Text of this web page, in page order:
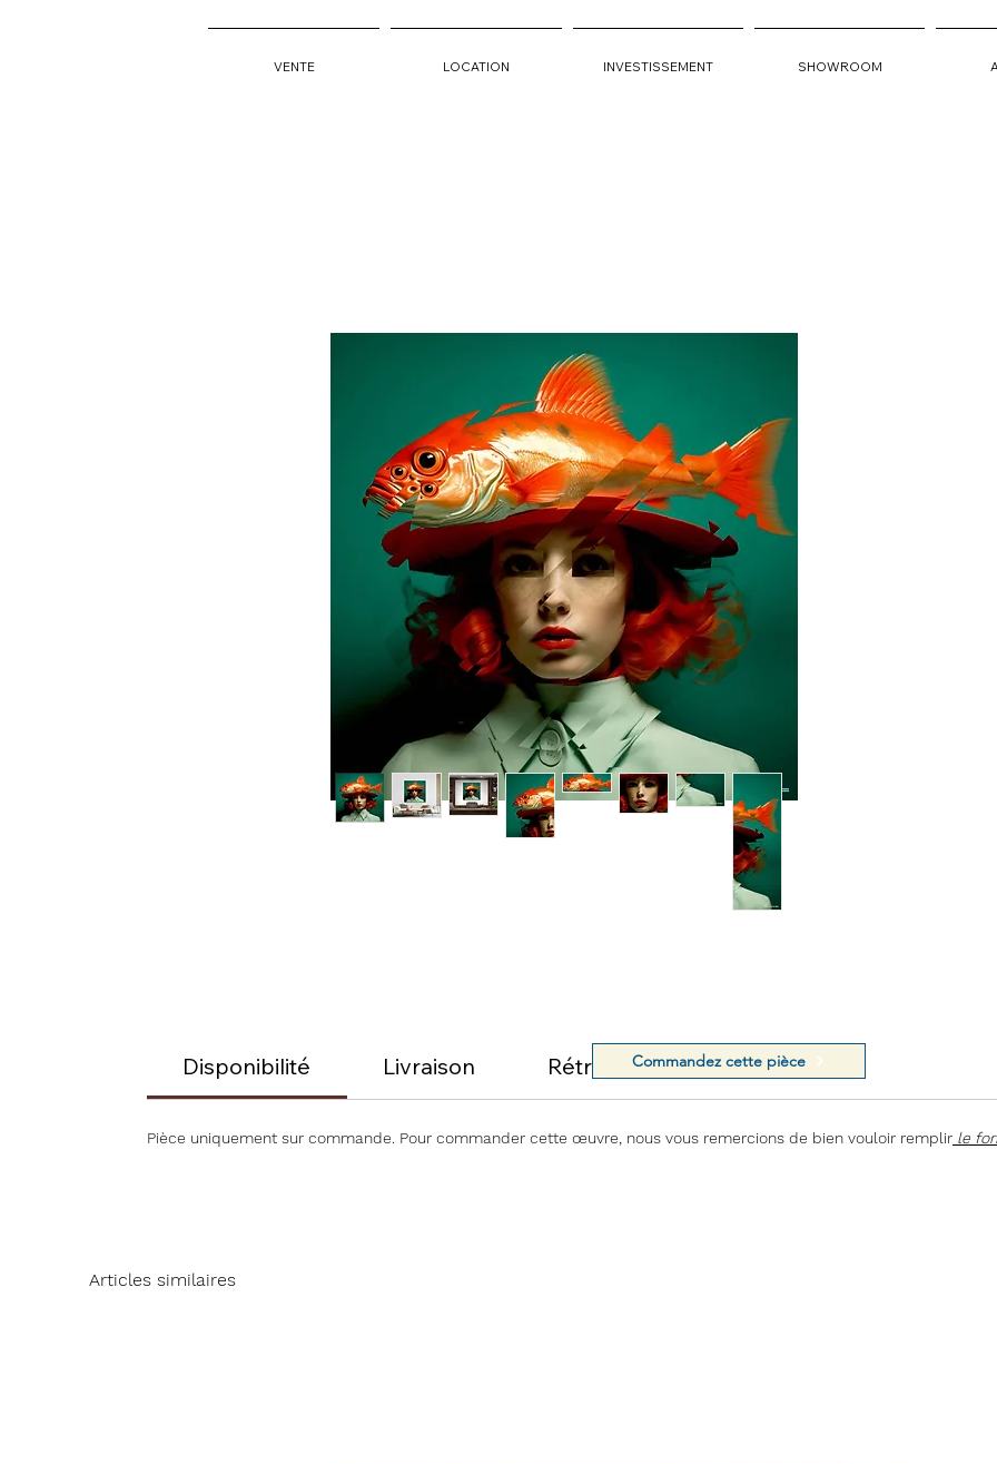
VENTE LOCATION INVESTISSEMENT SHOWROOM
Disponibilité Livraison Rétractation Artiste
Pièce uniquement sur commande. Pour commander cette œuvre, nous vous remercions de bien vouloir remplir le
Commandez cette pièce
Articles similaires